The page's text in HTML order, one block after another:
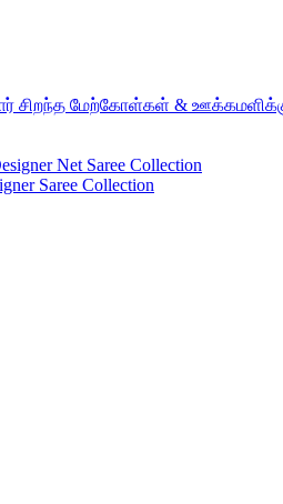
சிறந்த மேற்கோள்கள் &
Net Saree Collection
Saree Collection